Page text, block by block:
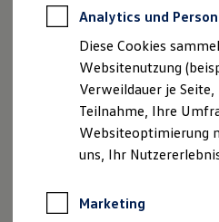
Autokredit mit
Versicherungen und
Kfz-Versicherung
Garantien
Wartungsverträge
Geschäftskunden
Professional
Großkunden
Behörden
Anpfiff zum Gewinn
Analytics und
Diese Cookies
Websitenutzung
Verweildauer je
Teilnahme, Ihre
Websiteoptimierung
uns, Ihr
Marketing